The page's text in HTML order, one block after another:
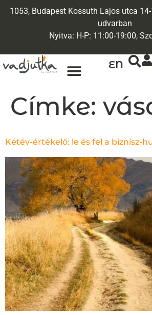
1053, Budapest Kossuth Lajos utca
udvarban
Nyitva: H-P: 11:00-19:00,
EN
Címke:
Kétév-értékelő: le és fel a biznisz-